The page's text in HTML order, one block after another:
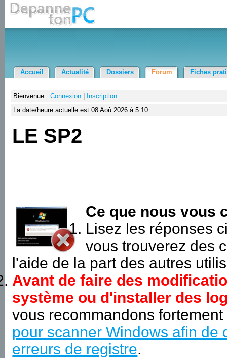
Accueil Actualité Dossiers Forum Fiches
Bienvenue :Connexion
Inscription
La date/heure actuelle est 08 Aoû 2026 à 5:10
LE SP2
Ce que nous vous
Lisez les réponses
vous trouverez des
l'aide de la part des autres
Avant de faire des
système ou d'installer des
vous recommandons
pour scanner Windows afin de
erreurs de registre.